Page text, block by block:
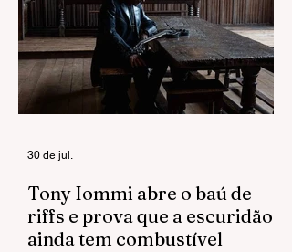
Anitta domina a
web com visuais
de Equilibrium II
Tony Iommi abre o baú de
riffs e prova que a escuridão
ainda tem combustível
30 de jul.